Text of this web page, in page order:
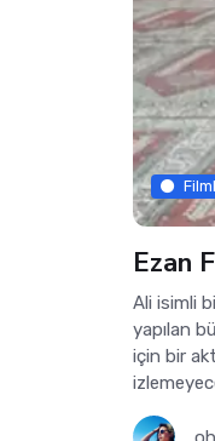
Ezan
Ali isimli
yapılan
için bir